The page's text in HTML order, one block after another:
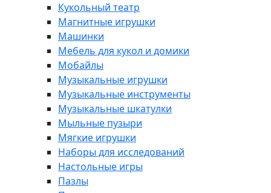
Кукольный театр
Магнитные игрушки
Машинки
Мебель для кукол и домики
Мобайлы
Музыкальные игрушки
Музыкальные инструменты
Музыкальные шкатулки
Мыльные пузыри
Мягкие игрушки
Наборы для исследований
Настольные игры
Пазлы